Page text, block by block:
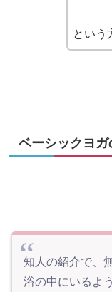
という
ベーシックヨガ
知人の紹介で、
浴の中にいるよ